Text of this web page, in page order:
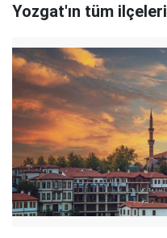
Yozgat'ın tüm